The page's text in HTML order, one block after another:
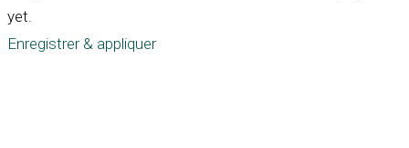
yet.
Enregistrer & appliquer